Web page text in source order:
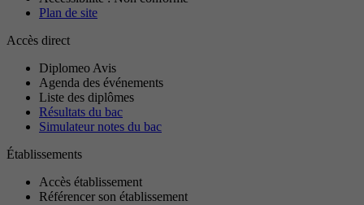
Plan de site
Accès direct
Diplomeo Avis
Agenda des événements
Liste des diplômes
Résultats du bac
Simulateur notes du bac
Établissements
Accès établissement
Référencer son établissement